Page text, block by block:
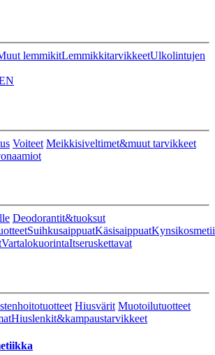
lemmikitLemmikkitarvikkeetUlkolintujen
Voiteet Meikkisiveltimet&muut tarvikkeet
Deodorantit&tuoksut
SuihkusaippuatKäsisaippuat
VartalokuorintaItseruskettavat
Hiusvärit Muotoilutuotteet
Hiuslenkit&kampaustarvikkeet